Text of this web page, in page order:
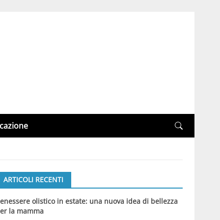
ARTICOLI RECENTI
olistico in estate: una nuova idea di bellezza
la mamma